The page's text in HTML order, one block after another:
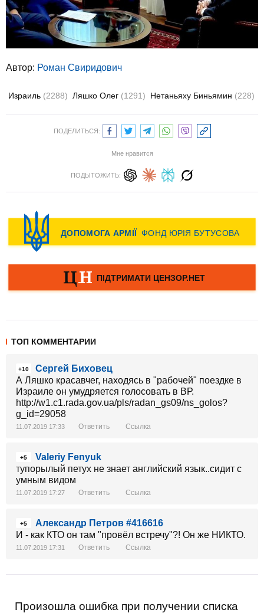
Автор: Роман Свиридович
Израиль (2288) Ляшко Олег (1291) Нетаньяху Биньямин (228)
ПОДЕЛИТЬСЯ:
Мне нравится
ПОДЫТОЖИТЬ:
ТОП КОММЕНТАРИИ
+10
Сергей Биховец
А Ляшко красавчег, находясь в "рабочей" поездке в
Израиле он умудряется голосовать в ВР.
http://w1.c1.rada.gov.ua/pls/radan_gs09/ns_golos?
g_id=29058
11.07.2019 17:33 Ответить Ссылка
+5
Valeriy Fenyuk
тупорылый петух не знает английский язык..сидит с
умным видом
11.07.2019 17:27 Ответить Ссылка
+5
Александр Петров #416616
И - как КТО он там "провёл встречу"?! Он же НИКТО.
11.07.2019 17:31 Ответить Ссылка
Произошла ошибка при получении списка